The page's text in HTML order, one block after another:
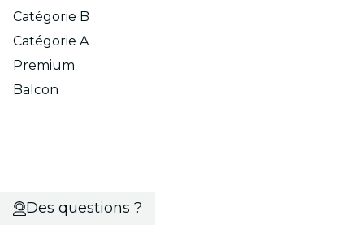
Catégorie B
Catégorie A
Premium
Balcon
Des questions ?